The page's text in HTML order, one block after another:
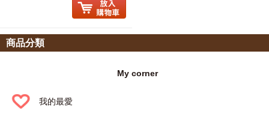
商品分類
My corner
我的最愛